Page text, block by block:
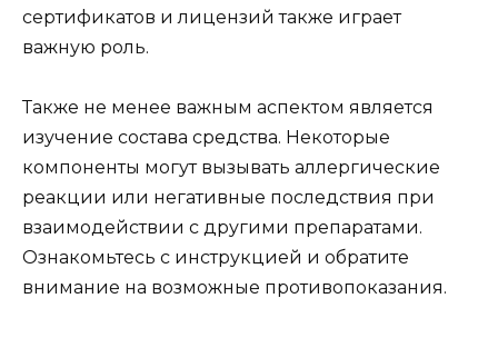
сертификатов и лицензий также играет
важную роль.
Также не менее важным аспектом является
изучение состава средства. Некоторые
компоненты могут вызывать аллергические
реакции или негативные последствия при
взаимодействии с другими препаратами.
Ознакомьтесь с инструкцией и обратите
внимание на возможные противопоказания.